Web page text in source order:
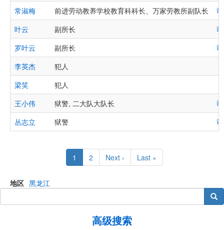
常淑梅
前进劳动教养学校教育科科长、万家劳教所副队长
叶云
副所长
罗叶云
副所长
李英杰
犯人
梁笑
犯人
王小伟
狱警, 二大队大队长
丛志立
狱警
Current
page
1 Page
2
Next
page
Next ›
Last
page
Last »
地区 黑龙江
搜索
高级搜索